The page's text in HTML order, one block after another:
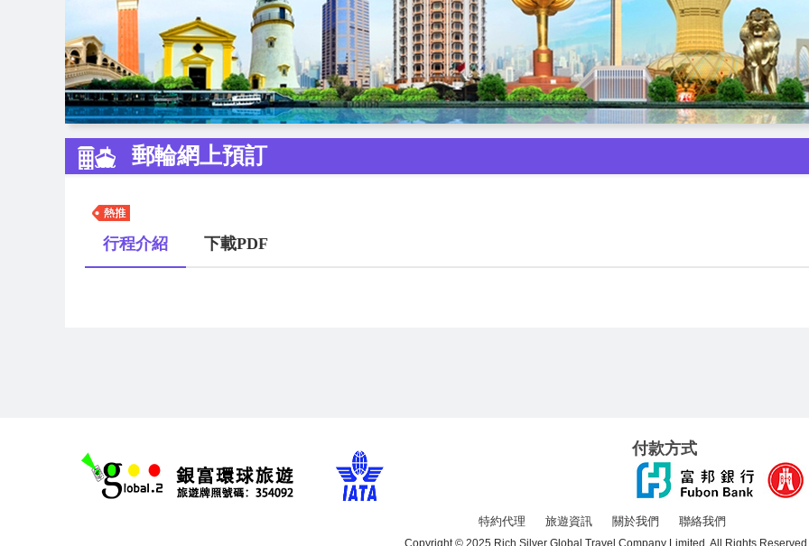
郵輪網上預訂
行程介紹 下載PDF
付款方式
特約代理 旅遊資訊 關於我們 聯絡我們
Copyright © 2025 Rich Silver Global Travel Company Limited. All Rights Reserved.